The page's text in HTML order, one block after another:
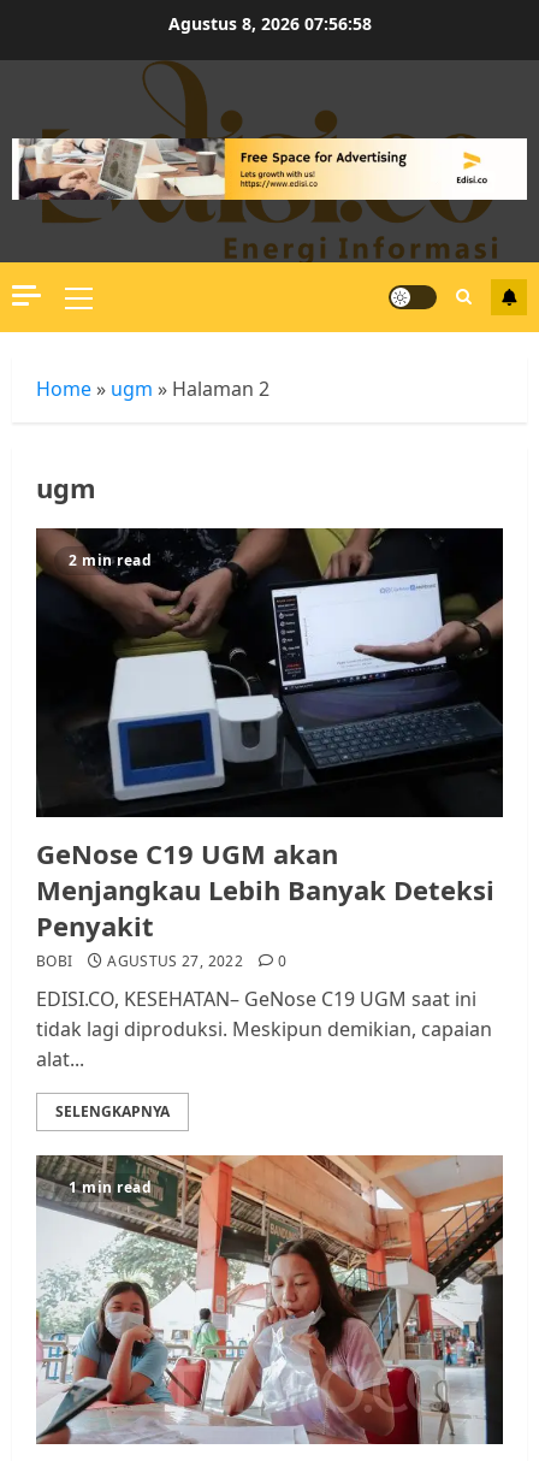
Agustus 8, 2026 07:56:59
Primary
Menu
Home » ugm » Halaman 2
ugm
2 min read
GeNose C19 UGM akan
Menjangkau Lebih Banyak Deteksi
Penyakit
BOBI AGUSTUS 27, 2022 0
EDISI.CO, KESEHATAN– GeNose C19 UGM saat ini
tidak lagi diproduksi. Meskipun demikian, capaian
alat...
SELENGKAPNYA
1 min read